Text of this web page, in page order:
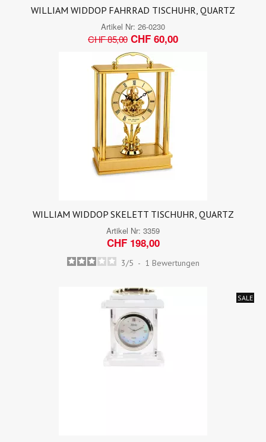
WILLIAM WIDDOP FAHRRAD TISCHUHR, QUARTZ
Artikel Nr: 26-0230
CHF 85,00 CHF 60,00
WILLIAM WIDDOP SKELETT TISCHUHR, QUARTZ
Artikel Nr: 3359
CHF 198,00
3/5 - 1 Bewertungen
SALE